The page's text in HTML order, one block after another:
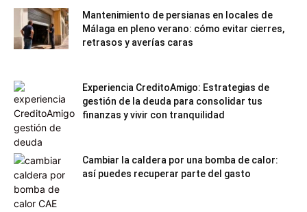
Mantenimiento de persianas en locales de
Málaga en pleno verano: cómo evitar cierres,
retrasos y averías caras
Experiencia CreditoAmigo: Estrategias de
gestión de la deuda para consolidar tus
finanzas y vivir con tranquilidad
Cambiar la caldera por una bomba de calor:
así puedes recuperar parte del gasto